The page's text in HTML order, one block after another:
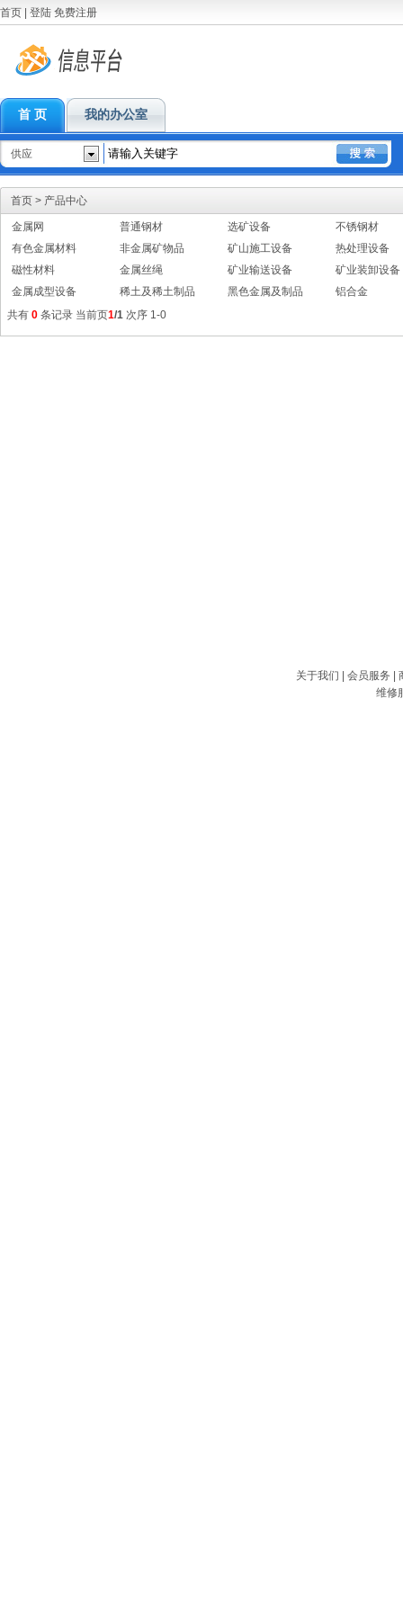
首页 登陆 免费注册
首 页 我的办公室
供应
首页 > 产品中心
金属网 普通钢材 选矿设备
不锈钢材
有色金属材料
非金属矿物品 矿山施工设备
热处理设备
磁性材料
金属丝绳 矿业输送设备
矿业装卸设备
金属成型设备
稀土及稀土制品 黑色金属及制品
铝合金
共有0 条记录 当前页1/1 次序 1-0
关于我们 会员服务
维修